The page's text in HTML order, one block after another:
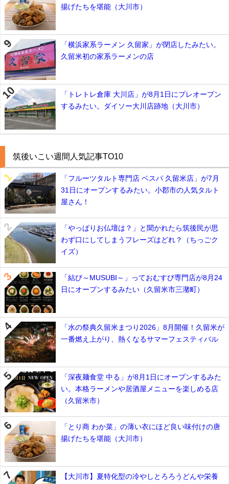
揚げたちを堪能（大川市）
「横浜家系ラーメン 久留家」が閉店したみたい。
久留米初の家系ラーメンの店
「トレトレ倉庫 大川店」が8月1日にプレオープン
するみたい。ダイソー大川店跡地（大川市）
筑後いこい週間人気記事TO10
「フルーツタルト専門店 ベスパ 久留米店」が7月
31日にオープンするみたい。小郡市の人気タルト
屋さん！
「やっぱりお仏壇は？」と聞かれたら筑後民が思
わず口にしてしまうフレーズはどれ？（ちっごク
イズ）
「結び～MUSUBI～」っておむすび専門店が8月24
日にオープンするみたい（久留米市三潴町）
「水の祭典久留米まつり2026」8月開催！久留米が
一番燃え上がり、熱くなるサマーフェスティバル
「深夜麺食堂 中る」が8月1日にオープンするみた
い。本格ラーメンや居酒屋メニューを楽しめる店
（久留米市）
「とり商 わか菜」の薄い衣にほど良い味付けの唐
揚げたちを堪能（大川市）
【大川市】夏特化型の冷やしとろろうどんや栄養